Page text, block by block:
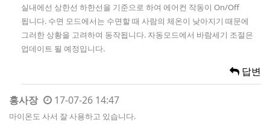
실내에선 상한선 하한선을 기준으로 하여 에어컨 작동이 On/Off
됩니다. 수면 모드에서는 수면할 때 사람의 체온이 낮아지기 때문에
그러한 상황을 고려하여 동작됩니다. 자동모드에서 바람세기 조절은
업데이트 될 예정입니다.
답변
홍사장 17-07-26 14:47
마이온도 사서 잘 사용하고 있습니다.